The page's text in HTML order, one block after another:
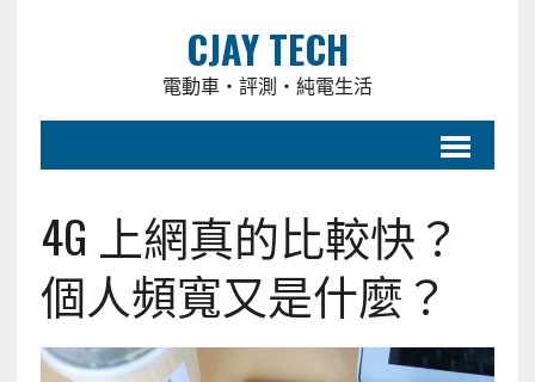
CJAY TECH
電動車・評測・純電生活
4G 上網真的比較快？
個人頻寬又是什麼？